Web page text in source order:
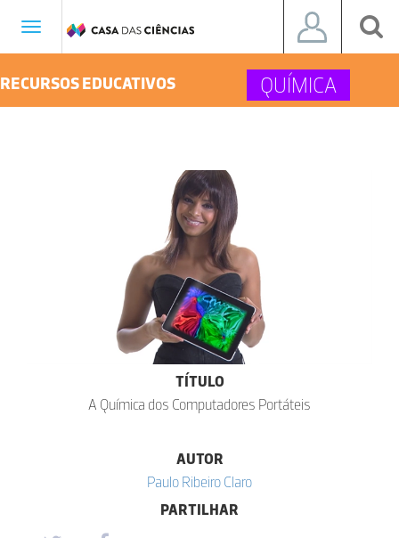
Toggle
RECURSOS EDUCATIVOS QUÍMICA
TÍTULO
A Química dos Computadores Portáteis
AUTOR
Paulo Ribeiro Claro
PARTILHAR